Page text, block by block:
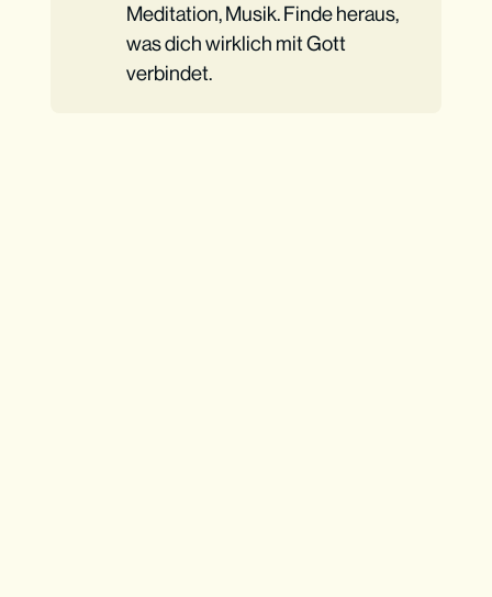
Meditation, Musik. Finde heraus,
was dich wirklich mit Gott
verbindet.